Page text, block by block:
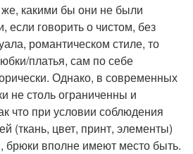
какими бы они не были
говорить о чистом, без
романтическом стиле, то
платья, сам по себе
Однако, в современных
не столь ограниченны и
что при условии соблюдения
(ткань, цвет, принт, элементы)
брюки вполне имеют место быть.